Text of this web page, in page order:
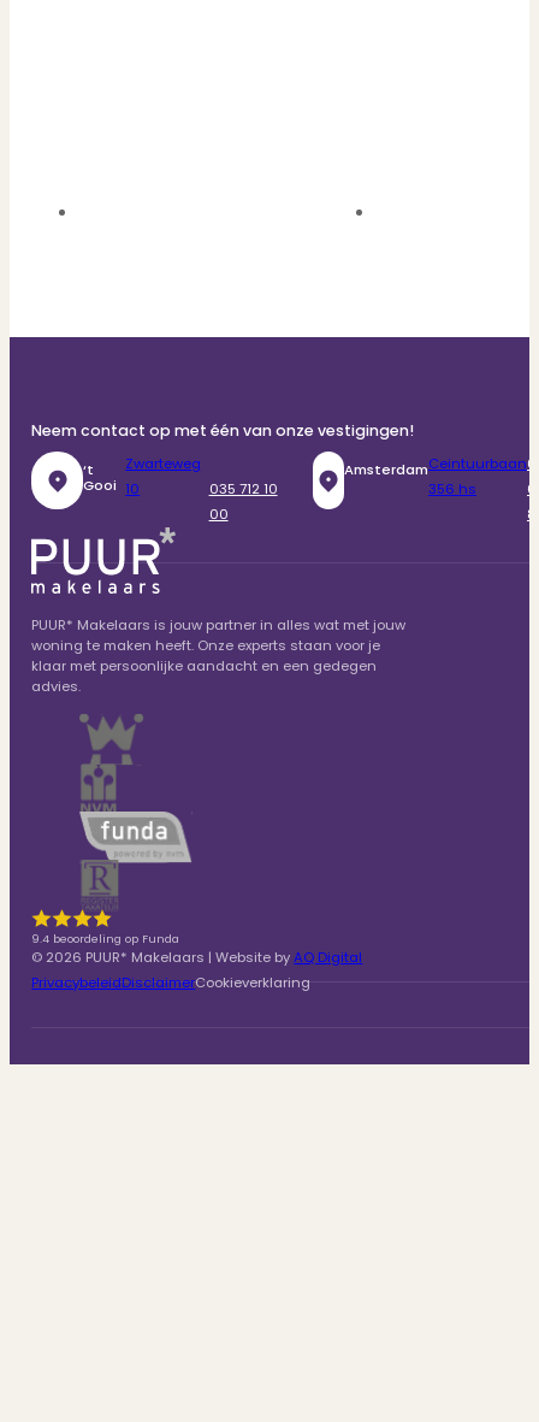
Neem contact op met één van onze vestigingen!
‘t
Gooi
Zwarteweg
10
035 712 10
00
AmsterdamCeintuurbaan
356 hs
PUUR* Makelaars is jouw partner in alles wat met jouw
woning te maken heeft. Onze experts staan voor je
klaar met persoonlijke aandacht en een gedegen
advies.
9.4 beoordeling op Funda
© 2026 PUUR* Makelaars | Website byAQ Digital
PrivacybeleidDisclaimerCookieverklaring